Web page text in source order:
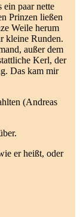
ein paar nette
Prinzen ließen
Weile herum
kleine Runden.
außer dem
Kerl, der
Das kam mir
(Andreas
er heißt, oder